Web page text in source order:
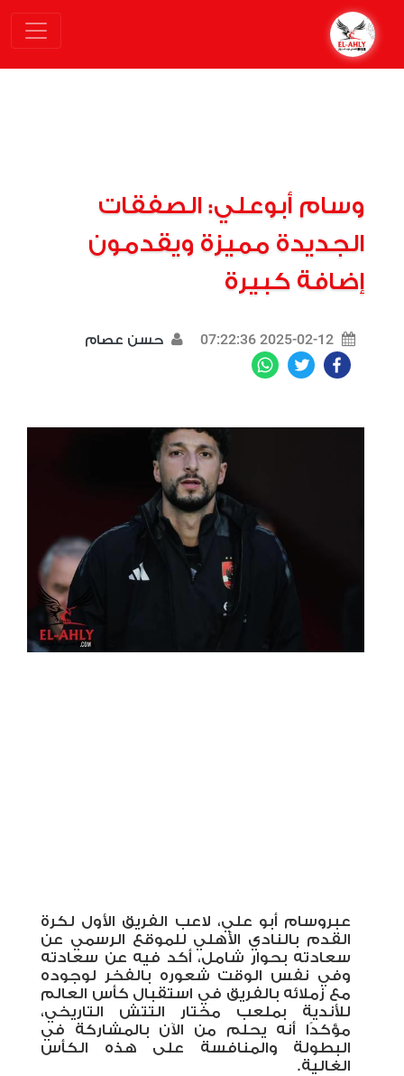
وسام أبوعلي: الصفقات
الجديدة مميزة ويقدمون
إضافة كبيرة
2025-02-12 07:22:36 حسن عصام
Facebook
Twitter
عبروسام أبو علي، لاعب الفريق الأول لكرة
القدم بالنادي الأهلي للموقع الرسمي عن
سعادته بحوار شامل، أكد فيه عن سعادته
وفي نفس الوقت شعوره بالفخر لوجوده
مع زملائه بالفريق في استقبال كأس العالم
للأندية بملعب ‏مختار التتش التاريخي،
مؤكدًا أنه يحلم من الآن بالمشاركة في
البطولة والمنافسة على هذه الكأس
الغالية.